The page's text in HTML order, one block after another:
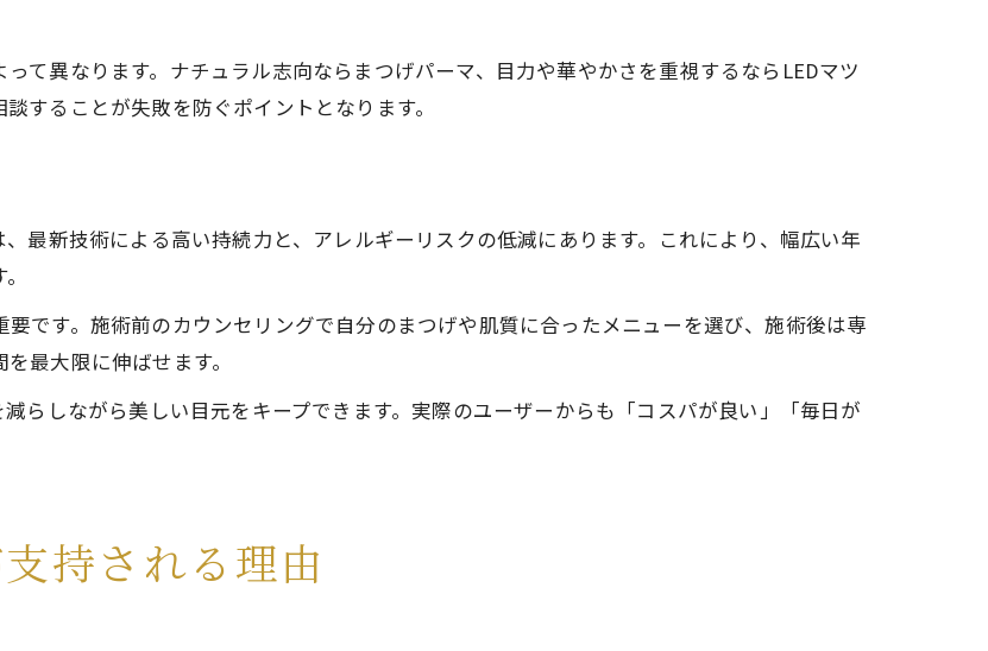
て異なります。ナチュラル志向ならまつげパーマ、目力や華やかさを重視するならLEDマツ
することが失敗を防ぐポイントとなります。
最新技術による高い持続力と、アレルギーリスクの低減にあります。これにより、幅広い年
です。施術前のカウンセリングで自分のまつげや肌質に合ったメニューを選び、施術後は専
最大限に伸ばせます。
らしながら美しい目元をキープできます。実際のユーザーからも「コスパが良い」「毎日が
持される理由